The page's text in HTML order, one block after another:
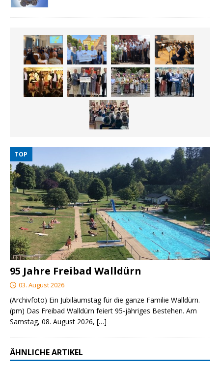
TOP
95 Jahre Freibad Walldürn
03. August 2026
(Archivfoto) Ein Jubiläumstag für die ganze Familie Walldürn.
(pm) Das Freibad Walldürn feiert 95-jähriges Bestehen. Am
Samstag, 08. August 2026, […]
ÄHNLICHE ARTIKEL